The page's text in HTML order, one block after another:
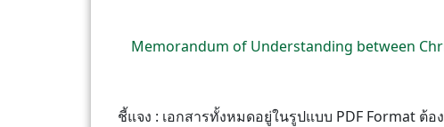
Memorandum of Understanding between
ชี้แจง : เอกสารทั้งหมดอยู่ในรูปแบบ PDF Format ต้